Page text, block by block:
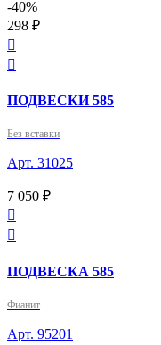
-40%
298 ₽


ПОДВЕСКИ 585
Без вставки
Арт. 31025
7 050 ₽


ПОДВЕСКА 585
Фианит
Арт. 95201